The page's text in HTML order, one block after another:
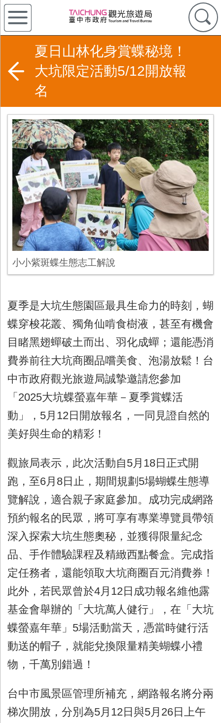
夏日山林化身賞蝶秘境！
大坑限定活動5/12開放報
名
小小紫斑蝶生態志工解說
夏季是大坑生態園區最具生命力的時刻，蝴
蝶穿梭花叢、獨角仙啃食樹液，甚至有機會
目睹黑翅蟬破土而出、羽化成蟬；還能憑消
費券前往大坑商圈品嚐美食、泡湯放鬆！台
中市政府觀光旅遊局誠摯邀請您參加
「2025大坑蝶螢嘉年華－夏季賞蝶活
動」，5月12日開放報名，一同見證自然的
美好與生命的精彩！
觀旅局表示，此次活動自5月18日正式開
跑，至6月8日止，期間規劃5場蝴蝶生態導
覽解說，適合親子家庭參加。成功完成網路
預約報名的民眾，將可享有專業導覽員帶領
深入探索大坑生態奧秘，並獲得限量紀念
品、手作體驗課程及精緻西點餐盒。完成指
定任務者，還能領取大坑商圈百元消費券！
此外，若民眾曾於4月12日成功報名維他露
基金會舉辦的「大坑萬人健行」，在「大坑
蝶螢嘉年華」5場活動當天，憑當時健行活
動送的帽子，就能兌換限量精美蝴蝶小禮
物，千萬別錯過！
台中市風景區管理所補充，網路報名將分兩
梯次開放，分別為5月12日與5月26日上午